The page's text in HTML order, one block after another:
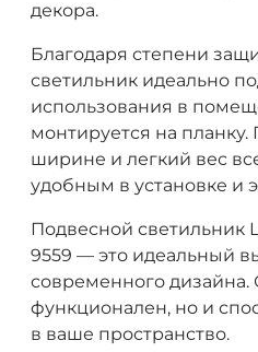
декора.
Благодаря степени
светильник идеально
использования в
монтируется на
ширине и легкий вес
удобным в установке и
Подвесной светильник
9559 — это идеальный
современного дизайна.
функционален, но и
в ваше пространство.